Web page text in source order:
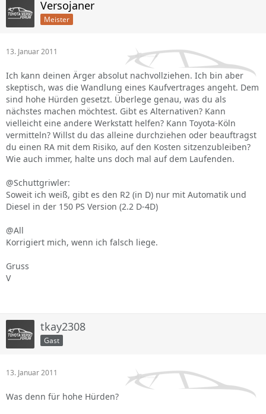
Versojaner
Meister
13. Januar 2011
Ich kann deinen Ärger absolut nachvollziehen. Ich bin aber
skeptisch, was die Wandlung eines Kaufvertrages angeht. Dem
sind hohe Hürden gesetzt. Überlege genau, was du als
nächstes machen möchtest. Gibt es Alternativen? Kann
vielleicht eine andere Werkstatt helfen? Kann Toyota-Köln
vermitteln? Willst du das alleine durchziehen oder beauftragst
du einen RA mit dem Risiko, auf den Kosten sitzenzubleiben?
Wie auch immer, halte uns doch mal auf dem Laufenden.
@Schuttgriwler:
Soweit ich weiß, gibt es den R2 (in D) nur mit Automatik und
Diesel in der 150 PS Version (2.2 D-4D)
@All
Korrigiert mich, wenn ich falsch liege.
Gruss
V
tkay2308
Gast
13. Januar 2011
Was denn für hohe Hürden?